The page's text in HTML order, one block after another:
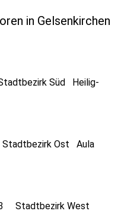
in Gelsenkirchen
Süd Heilig-
Stadtbezirk Ost Aula
Stadtbezirk West